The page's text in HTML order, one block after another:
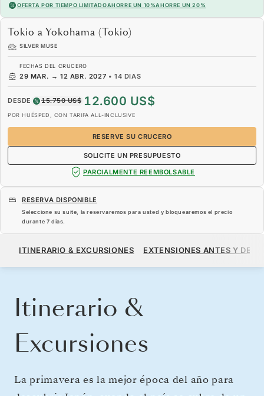
OFERTA POR TIEMPO LIMITADOAHORRE UN 10%AHORRE UN 20%
Tokio a Yokohama (Tokio)
SILVER MUSE
FECHAS DEL CRUCERO
29 MAR. → 12 ABR. 2027 •14 DIAS
DESDE 15.750 US$ 12.600 US$
POR HUÉSPED, CON TARIFA ALL-INCLUSIVE
RESERVE SU CRUCERO
SOLICITE UN PRESUPUESTO
PARCIALMENTE REEMBOLSABLE
RESERVA DISPONIBLE
Seleccione su suite, la reservaremos para usted y bloquearemos el precio
durante 7 dias.
12.600 US$
ITINERARIO & EXCURSIONES EXTENSIONES ANTES Y
Itinerario &
Excursiones
La primavera es la mejor época del año para